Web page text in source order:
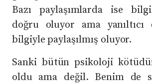
Bazı paylaşımlarda ise
doğru oluyor ama yanıltıcı
bilgiyle paylaşılmış oluyor.
Sanki bütün psikoloji
oldu ama değil. Benim de